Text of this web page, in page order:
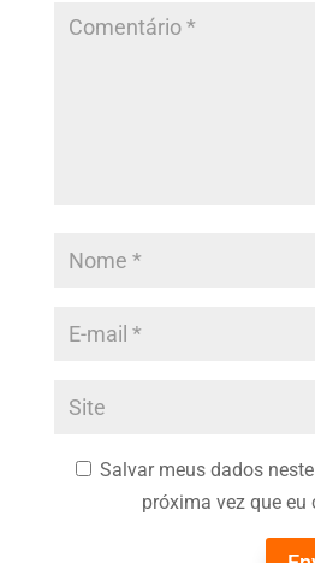
Salvar meus dados
próxima vez que eu